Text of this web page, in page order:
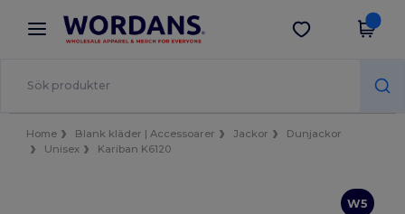
× Wordans-app
Bättre priser i appen!
Hämta app
Home Blank kläder | Accessoarer Jackor
Dunjackor
Unisex
Kariban K6120
W5